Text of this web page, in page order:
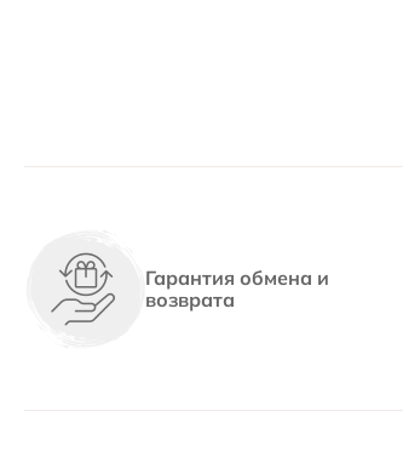
Гарантия обмена и
возврата